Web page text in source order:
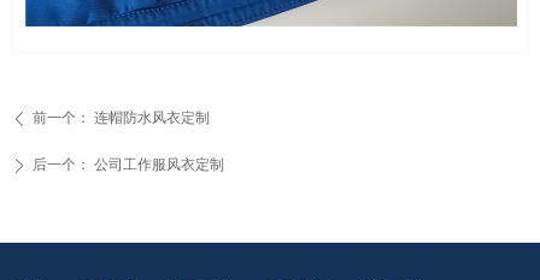
ꄴ 前一个： 连帽防水风衣定制
ꄲ 后一个： 公司工作服风衣定制